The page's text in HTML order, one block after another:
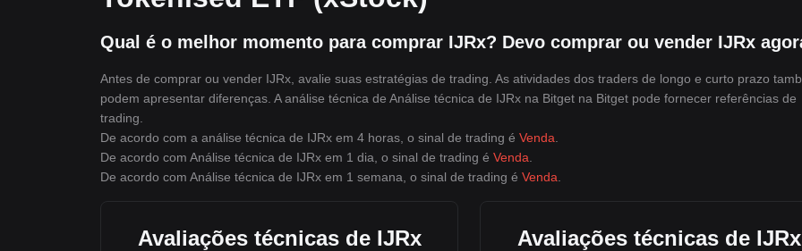
Qual é o melhor momento para comprar IJRx? Devo comprar ou vender IJRx
Antes de comprar ou vender IJRx, avalie suas estratégias de trading. As atividades dos traders de longo e curto prazo
podem apresentar diferenças. A análise técnica de Análise técnica de IJRx na Bitget na Bitget pode fornecer referências de
trading.
De acordo com a análise técnica de IJRx em 4 horas, o sinal de trading é Venda
De acordo com Análise técnica de IJRx em 1 dia, o sinal de trading é Venda
De acordo com Análise técnica de IJRx em 1 semana, o sinal de trading é Venda
Avaliações técnicas de IJRx
Avaliações técnicas de IJRx